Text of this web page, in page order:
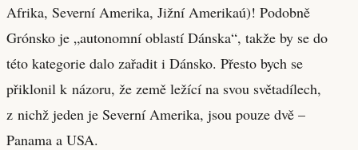
Afrika, Severní Amerika, Jižní Amerikaú)! Podobně
Grónsko je „autonomní oblastí Dánska“, takže by se do
této kategorie dalo zařadit i Dánsko. Přesto bych se
přiklonil k názoru, že země ležící na svou světadílech,
z nichž jeden je Severní Amerika, jsou pouze dvě –
Panama a USA.